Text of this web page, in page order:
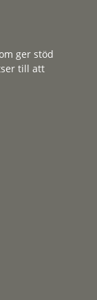
ger stöd
till att